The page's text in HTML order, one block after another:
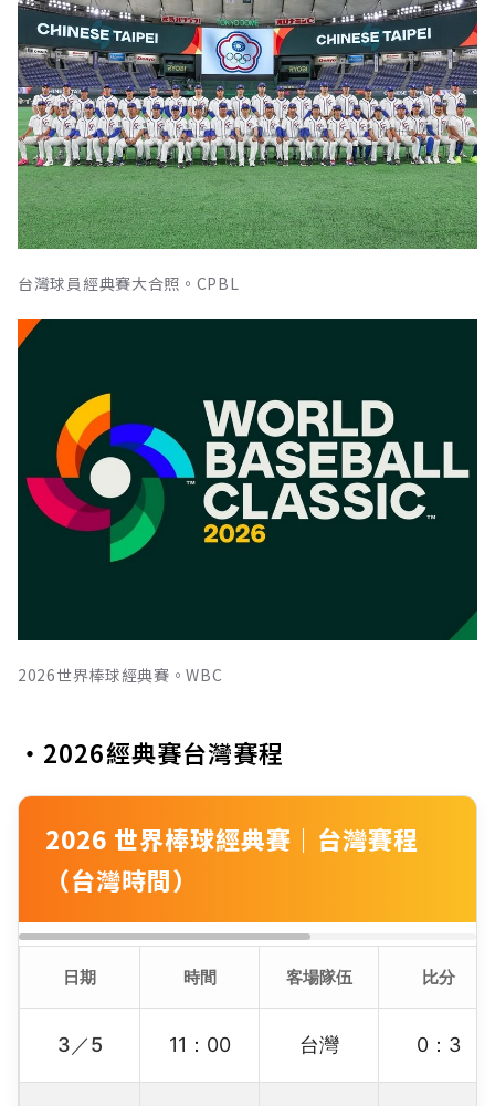
台灣球員經典賽大合照。CPBL
2026世界棒球經典賽。WBC
・2026經典賽台灣賽程
2026 世界棒球經典賽｜台灣賽程
（台灣時間）
日期 時間 客場隊伍 比分
3／5 11：00 台灣 0：3